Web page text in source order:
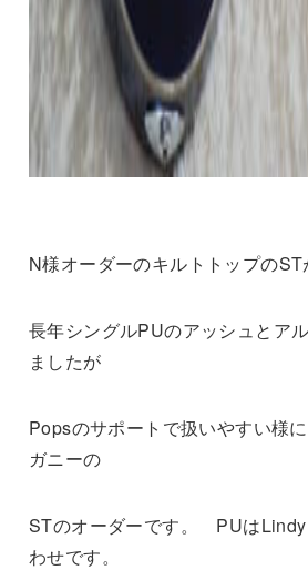
N様オーダーのキルトトップのST
長年シングルPUのアッシュとア
ましたが
Popsのサポートで扱いやすい様
ガニーの
STのオーダーです。 PUは
わせです。